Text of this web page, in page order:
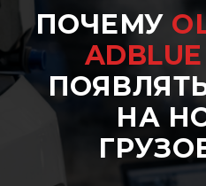
ПОЧЕМУ
ADBLUE
НА